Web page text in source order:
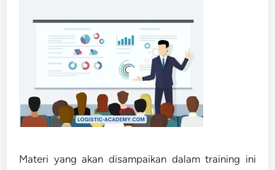
Materi yang akan disampaikan dalam training ini